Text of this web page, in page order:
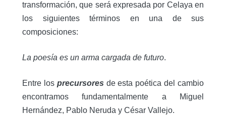
transformación, que será expresada por Celaya en
los siguientes términos en una de sus
composiciones:
La poesía es un arma cargada de futuro.
Entre los precursores de esta poética del cambio
encontramos fundamentalmente a Miguel
Hernández, Pablo Neruda y César Vallejo.